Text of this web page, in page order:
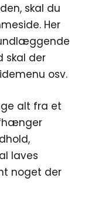
skal du
Her
skal der
osv.
alt fra et
laves
noget der